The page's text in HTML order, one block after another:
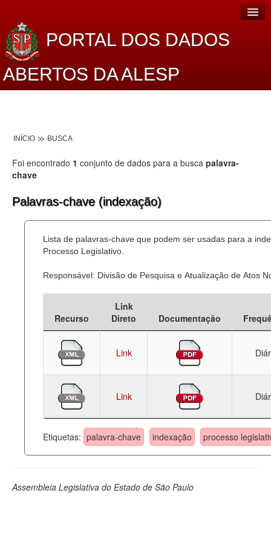
PORTAL DOS DADOS
ABERTOS DA ALESP
Lei de Acesso à Informação
Dados Governamentais Abertos
Planejamento
Catálogo de dados
Administração
Legislação
Perguntas frequentes
INÍCIO BUSCA
Foi encontrado 1 conjunto de dados para a busca palavra-
chave
Palavras-chave (indexação)
Lista de palavras-chave que podem ser usadas para a
Processo Legislativo.
Responsável: Divisão de Pesquisa e Atualização de Atos
Recurso
Link
Direto
Documentação
Link
Link
Etiquetas: palavra-chave indexação processo
Assembleia Legislativa do Estado de São Paulo